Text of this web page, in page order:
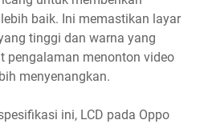
baik. Ini memastikan layar
tinggi dan warna yang
pengalaman menonton video
menyenangkan.
ini, LCD pada Oppo